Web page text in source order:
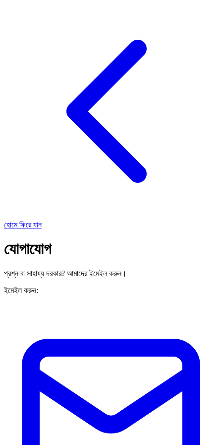
হোমে ফিরে যান
যোগাযোগ
প্রশ্ন বা সাহায্য দরকার? আমাদের ইমেইল করুন।
ইমেইল করুন: